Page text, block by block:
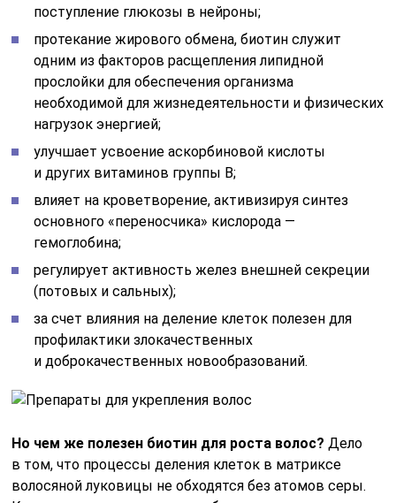
поступление глюкозы в нейроны;
протекание жирового обмена, биотин служит
одним из факторов расщепления липидной
прослойки для обеспечения организма
необходимой для жизнедеятельности и физических
нагрузок энергией;
улучшает усвоение аскорбиновой кислоты
и других витаминов группы В;
влияет на кроветворение, активизируя синтез
основного «переносчика» кислорода —
гемоглобина;
регулирует активность желез внешней секреции
(потовых и сальных);
за счет влияния на деление клеток полезен для
профилактики злокачественных
и доброкачественных новообразований.
Но чем же полезен биотин для роста волос?Дело
в том, что процессы деления клеток в матриксе
волосяной луковицы не обходятся без атомов серы.